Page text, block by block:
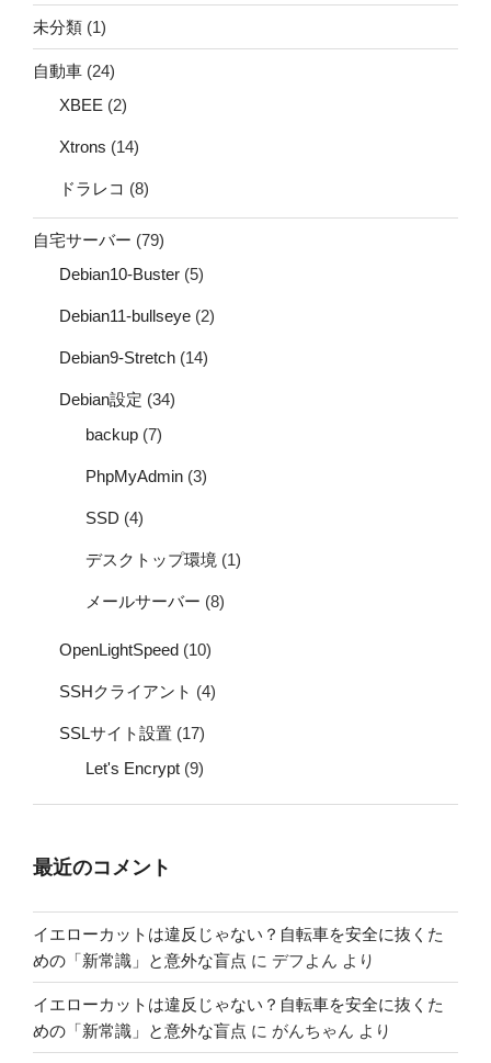
未分類 (1)
自動車 (24)
XBEE (2)
Xtrons (14)
ドラレコ (8)
自宅サーバー (79)
Debian10-Buster (5)
Debian11-bullseye (2)
Debian9-Stretch (14)
Debian設定 (34)
backup (7)
PhpMyAdmin (3)
SSD (4)
デスクトップ環境 (1)
メールサーバー (8)
OpenLightSpeed (10)
SSHクライアント (4)
SSLサイト設置 (17)
Let's Encrypt (9)
最近のコメント
イエローカットは違反じゃない？自転車を安全に抜くた
めの「新常識」と意外な盲点 に デフよん より
イエローカットは違反じゃない？自転車を安全に抜くた
めの「新常識」と意外な盲点 に がんちゃん より